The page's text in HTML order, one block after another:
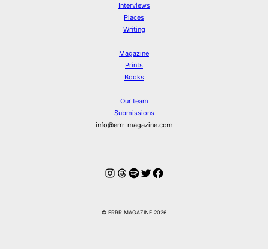
Interviews
Places
Writing
Magazine
Prints
Books
Our team
Submissions
info@errr-magazine.com
Instagram
Threads
Spotify
Twitter
Facebook
© ERRR MAGAZINE 2026